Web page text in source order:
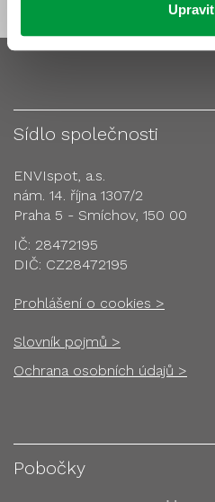
Upravit
Sídlo společnosti
ENVIspot, a.s.
nám. 14. října 1307/2
Praha 5 - Smíchov, 150 00
IČ: 28472195
DIČ: CZ28472195
Prohlášení o cookies >
Slovník pojmů >
Ochrana osobních údajů >
Pobočky